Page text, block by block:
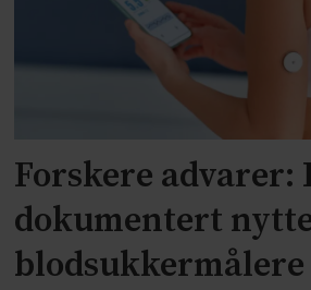
Forskere advarer:
dokumentert